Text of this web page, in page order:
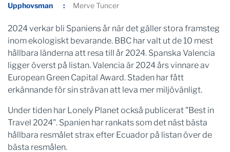
Upphovsman
Merve Tuncer
2024 verkar bli Spaniens år när det gäller stora framsteg
inom ekologiskt bevarande. BBC har valt ut de 10 mest
hållbara länderna att resa till år 2024. Spanska Valencia
ligger överst på listan. Valencia är 2024 års vinnare av
European Green Capital Award. Staden har fått
erkännande för sin strävan att leva mer miljövänligt.
Under tiden har Lonely Planet också publicerat "Best in
Travel 2024". Spanien har rankats som det näst bästa
hållbara resmålet strax efter Ecuador på listan över de
bästa resmålen.